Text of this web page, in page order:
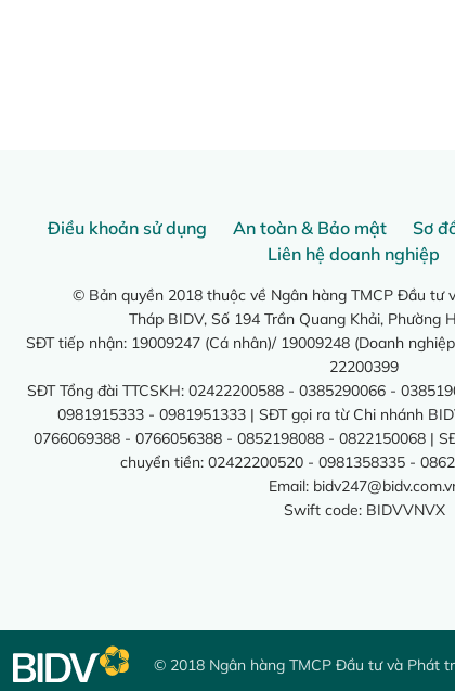
Điều khoản sử dụng An toàn & Bảo mật Sơ
Liên hệ doanh nghiệp
© Bản quyền 2018 thuộc về Ngân hàng TMCP Đầu tư
Tháp BIDV, Số 194 Trần Quang Khải, Phường
SĐT tiếp nhận: 19009247 (Cá nhân)/ 19009248 (Doanh
22200399
SĐT Tổng đài TTCSKH: 02422200588 - 0385290066 -
0981915333 - 0981951333 | SĐT gọi ra từ Chi nhánh
0766069388 - 0766056388 - 0852198088 - 0822150068 |
chuyển tiền: 02422200520 - 0981358335 -
Email:
Swift code: BIDVVNVX
© 2018 Ngân hàng TMCP Đầu tư và Phát